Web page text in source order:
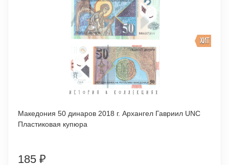
ХИТ
Македония 50 динаров 2018 г. Архангел Гавриил UNC
Пластиковая купюра
185 ₽